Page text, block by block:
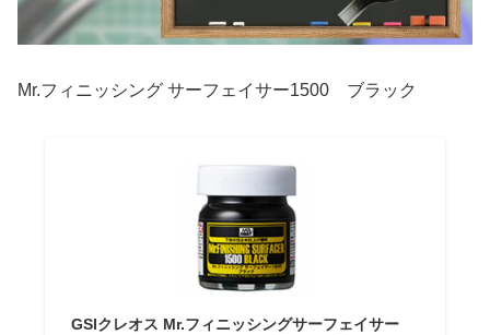
Mr.フィニッシング サーフェイサー1500 ブラック
GSIクレオス Mr.フィニッシングサーフェイサー